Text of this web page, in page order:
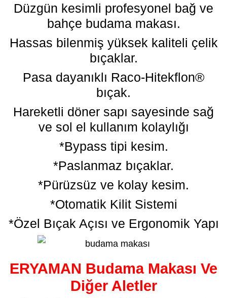
Düzgün kesimli profesyonel bağ ve
bahçe budama makası.
Hassas bilenmiş yüksek kaliteli çelik
bıçaklar.
Pasa dayanıklı Raco-Hitekflon®
bıçak.
Hareketli döner sapı sayesinde sağ
ve sol el kullanım kolaylığı
*Bypass tipi kesim.
*Paslanmaz bıçaklar.
*Pürüzsüz ve kolay kesim.
*Otomatik Kilit Sistemi
*Özel Bıçak Açısı ve Ergonomik Yapı
ERYAMAN Budama Makası Ve
Diğer Aletler